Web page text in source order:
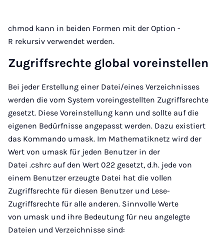
chmod kann in beiden Formen mit der Option -
R rekursiv verwendet werden.
Zugriffsrechte global voreinstellen
Bei jeder Erstellung einer Datei/eines Verzeichnisses
werden die vom System voreingestellten Zugriffsrechte
gesetzt. Diese Voreinstellung kann und sollte auf die
eigenen Bedürfnisse angepasst werden. Dazu existiert
das Kommando umask. Im Mathematiknetz wird der
Wert von umask für jeden Benutzer in der
Datei .cshrc auf den Wert 022 gesetzt, d.h. jede von
einem Benutzer erzeugte Datei hat die vollen
Zugriffsrechte für diesen Benutzer und Lese-
Zugriffsrechte für alle anderen. Sinnvolle Werte
von umask und ihre Bedeutung für neu angelegte
Dateien und Verzeichnisse sind: